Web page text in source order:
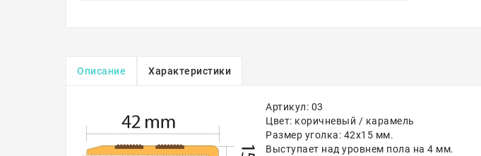
Описание Характеристики
Артикул: 03
Цвет: коричневый / карамель
Размер уголка: 42х15 мм.
Выступает над уровнем пола на 4 мм.